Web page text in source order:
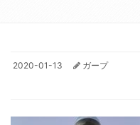
2020-01-13 ガープ